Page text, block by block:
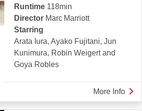
Runtime 118min
Director Marc Marriott
Starring
Arata Iura, Ayako Fujitani, Jun
Kunimura, Robin Weigert and
Goya Robles
More Info